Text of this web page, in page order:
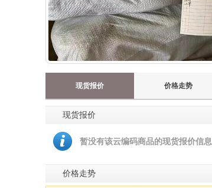
现货报价 价格走势
现货报价
暂没有该云编码商品的现货报价信息
价格走势